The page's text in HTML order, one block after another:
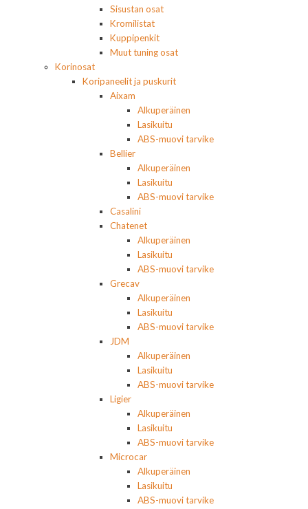
Sisustan osat
Kromilistat
Kuppipenkit
Muut tuning osat
Korinosat
Koripaneelit ja puskurit
Aixam
Alkuperäinen
Lasikuitu
ABS-muovi tarvike
Bellier
Alkuperäinen
Lasikuitu
ABS-muovi tarvike
Casalini
Chatenet
Alkuperäinen
Lasikuitu
ABS-muovi tarvike
Grecav
Alkuperäinen
Lasikuitu
ABS-muovi tarvike
JDM
Alkuperäinen
Lasikuitu
ABS-muovi tarvike
Ligier
Alkuperäinen
Lasikuitu
ABS-muovi tarvike
Microcar
Alkuperäinen
Lasikuitu
ABS-muovi tarvike